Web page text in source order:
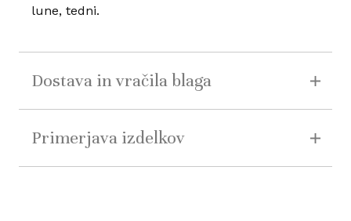
lune, tedni.
Dostava in vračila blaga
Primerjava izdelkov